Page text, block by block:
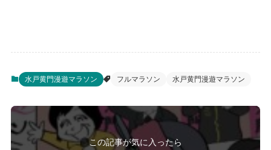
水戸黄門漫遊マラソン フルマラソン 水戸黄門漫遊マラソン
この記事が気に入ったら